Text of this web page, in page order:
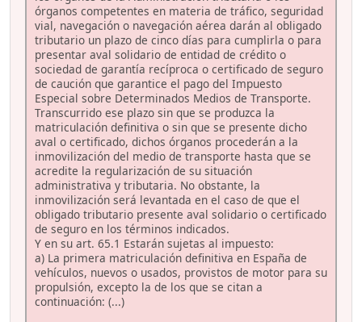
órganos competentes en materia de tráfico, seguridad
vial, navegación o navegación aérea darán al obligado
tributario un plazo de cinco días para cumplirla o para
presentar aval solidario de entidad de crédito o
sociedad de garantía recíproca o certificado de seguro
de caución que garantice el pago del Impuesto
Especial sobre Determinados Medios de Transporte.
Transcurrido ese plazo sin que se produzca la
matriculación definitiva o sin que se presente dicho
aval o certificado, dichos órganos procederán a la
inmovilización del medio de transporte hasta que se
acredite la regularización de su situación
administrativa y tributaria. No obstante, la
inmovilización será levantada en el caso de que el
obligado tributario presente aval solidario o certificado
de seguro en los términos indicados.
Y en su art. 65.1 Estarán sujetas al impuesto:
a) La primera matriculación definitiva en España de
vehículos, nuevos o usados, provistos de motor para su
propulsión, excepto la de los que se citan a
continuación: (...)